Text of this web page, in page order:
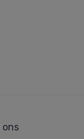
ons